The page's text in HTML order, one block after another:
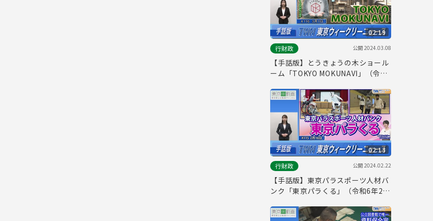
02:19
行財政
公開2024.03.08
【手話版】とうきょうの木ショール
ーム「TOKYO MOKUNAVI」（令和
ス No.116）
02:13
行財政
公開2024.02.22
【手話版】東京パラスポーツ人材バ
ンク「東京パラくる」（令和6年2月
No.115）